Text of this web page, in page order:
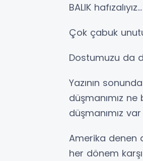
BALIK hafızalıyız...
Çok çabuk
Dostumuzu da
Yazının
düşmanımız
düşmanımız
Amerika denen
her dönem